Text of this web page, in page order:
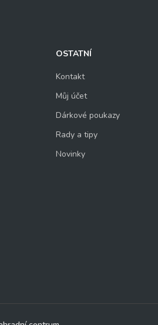
OSTATNÍ
Kontakt
Můj účet
Dárkové poukazy
Rady a tipy
Novinky